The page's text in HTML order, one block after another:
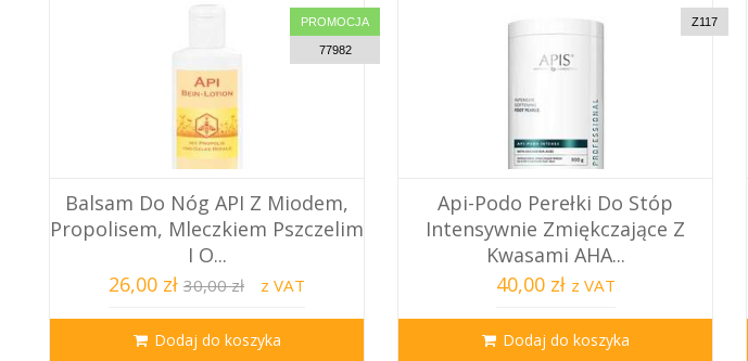
PROMOCJA
77982
Balsam Do Nóg API Z Miodem,
Propolisem, Mleczkiem Pszczelim
I O...
26,00 zł 30,00 zł z VAT
Dodaj do koszyka
Z117
Api-Podo Perełki Do Stóp
Intensywnie Zmiękczające Z
Kwasami AHA...
40,00 zł z VAT
Dodaj do koszyka